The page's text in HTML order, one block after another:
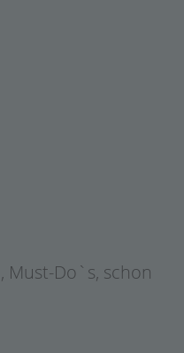
, Must-Do`s, schon